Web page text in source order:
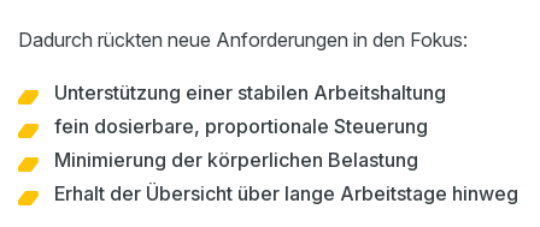
Dadurch rückten neue Anforderungen in den Fokus:
Unterstützung einer stabilen Arbeitshaltung
fein dosierbare, proportionale Steuerung
Minimierung der körperlichen Belastung
Erhalt der Übersicht über lange Arbeitstage hinweg